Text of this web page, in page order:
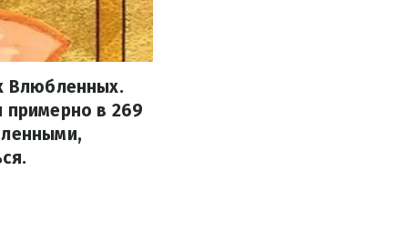
Влюбленных.
примерно в 269